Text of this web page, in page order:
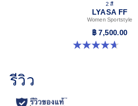
2 สี
LYASA FF
Women Sportstyle
฿ 7,500.00
4.7 จาก 5 ดาว 3 รีวิว